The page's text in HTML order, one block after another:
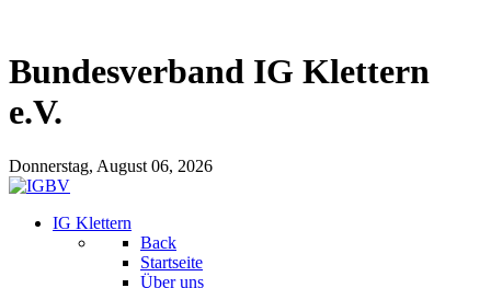
Bundesverband IG Klettern
e.V.
Donnerstag, August 06, 2026
IG Klettern
Back
Startseite
Über uns